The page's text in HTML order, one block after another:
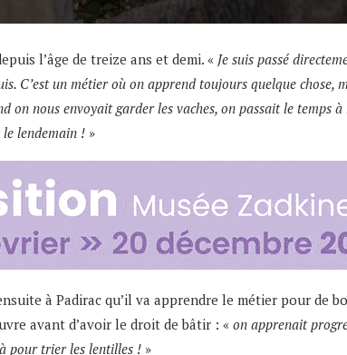
l’âge de treize ans et demi. « Je suis passé
C’est un métier où on apprend toujours quelque chose,
on nous envoyait garder les vaches, on passait le temps
lendemain ! »
à Padirac qu’il va apprendre le métier pour de
avant d’avoir le droit de bâtir : « on apprenait
pour trier les lentilles ! »